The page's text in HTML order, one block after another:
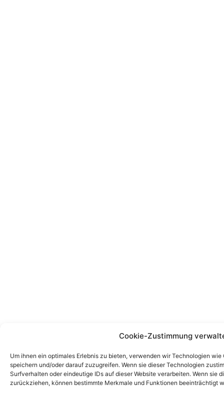
Cookie-Zustimmung
Um ihnen ein optimales Erlebnis zu bieten, verwenden wir Technologien
speichern und/oder darauf zuzugreifen. Wenn sie dieser Technologien
Surfverhalten oder eindeutige IDs auf dieser Website verarbeiten. Wenn sie
zurückziehen, können bestimmte Merkmale und Funktionen beeinträchtigt